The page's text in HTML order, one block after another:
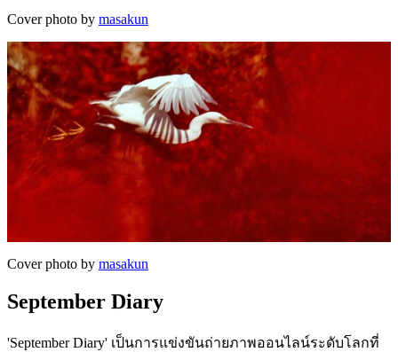
Cover photo by masakun
Cover photo by masakun
September Diary
'September Diary' เป็นการแข่งขันถ่ายภาพออนไลน์ระดับโลกที่